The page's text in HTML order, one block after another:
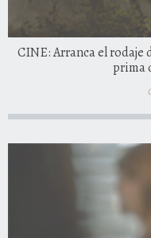
CINE: Arranca el rodaje
prima